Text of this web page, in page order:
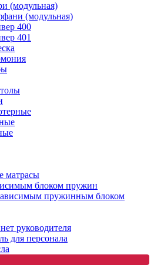
(модульная)
(модульная)
400
401
матрасы
блоком пружин
пружинным блоком
руководителя
для персонала